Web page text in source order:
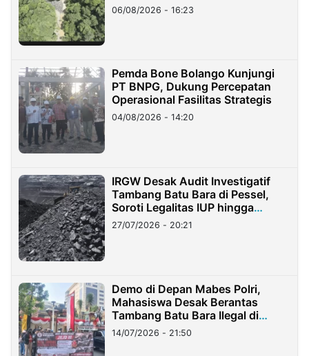
06/08/2026 - 16:23
Pemda Bone Bolango Kunjungi
PT BNPG, Dukung Percepatan
Operasional Fasilitas Strategis
04/08/2026 - 14:20
IRGW Desak Audit Investigatif
Tambang Batu Bara di Pessel,
Soroti Legalitas IUP hingga
Stockpile
27/07/2026 - 20:21
Demo di Depan Mabes Polri,
Mahasiswa Desak Berantas
Tambang Batu Bara Ilegal di
Lampung
14/07/2026 - 21:50